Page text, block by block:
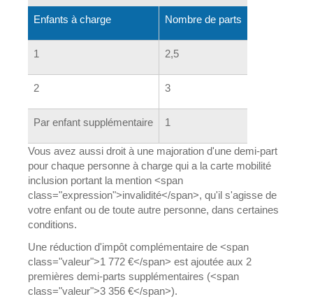
Enfants à charge Nombre de parts
1 2,5
2 3
Par enfant supplémentaire 1
Vous avez aussi droit à une majoration d'une demi-part
pour chaque personne à charge qui a la carte mobilité
inclusion portant la mention <span
class="expression">invalidité</span>, qu'il s'agisse de
votre enfant ou de toute autre personne, dans certaines
conditions.
Une réduction d'impôt complémentaire de <span
class="valeur">1 772 €</span> est ajoutée aux 2
premières demi-parts supplémentaires (<span
class="valeur">3 356 €</span>).